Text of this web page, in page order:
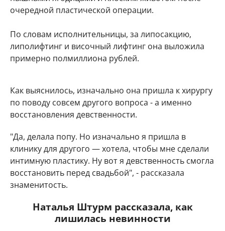
очередной пластической операции.
По словам исполнительницы, за липосакцию,
липолифтинг и височный лифтинг она выложила
примерно полмиллиона рублей.
Как выяснилось, изначально она пришла к хирургу
по поводу совсем другого вопроса - а именно
восстановления девственности.
"Да, делала попу. Но изначально я пришла в
клинику для другого — хотела, чтобы мне сделали
интимную пластику. Ну вот я девственность смогла
восстановить перед свадьбой", - рассказала
знаменитость.
Наталья Штурм рассказала, как
лишилась невинности